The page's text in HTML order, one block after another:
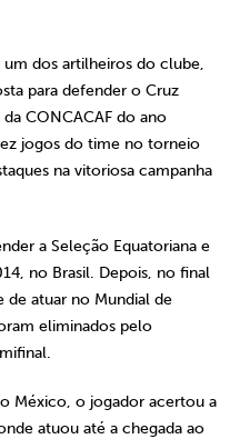
dos artilheiros do clube,
para defender o Cruz
CONCACAF do ano
jogos do time no torneio
na vitoriosa campanha
a Seleção Equatoriana e
no Brasil. Depois, no final
de atuar no Mundial de
eliminados pelo
México, o jogador acertou a
atuou até a chegada ao